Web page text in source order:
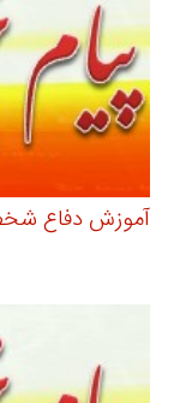
آموزش دفاع